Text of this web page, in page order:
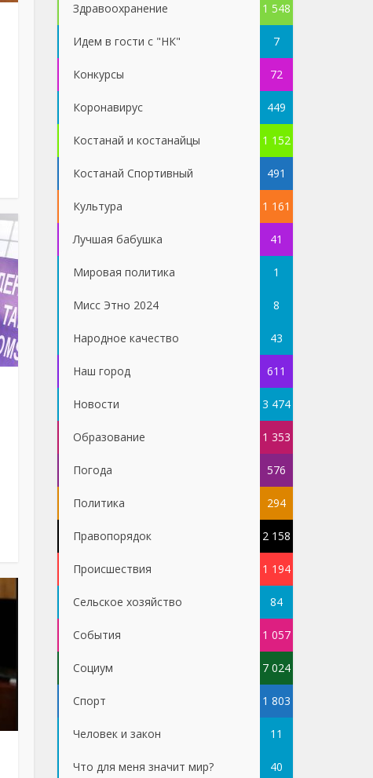
Здравоохранение 1 548
Идем в гости с "НК" 7
Конкурсы 72
Коронавирус 449
Костанай и костанайцы 1 152
Костанай Спортивный 491
Культура 1 161
Лучшая бабушка 41
Мировая политика 1
Мисс Этно 2024 8
Народное качество 43
Наш город 611
Новости 3 474
Образование 1 353
Погода 576
Политика 294
Правопорядок 2 158
Проиcшествия 1 194
Сельское хозяйство 84
События 1 057
Социум 7 024
Спорт 1 803
Человек и закон 11
Что для меня значит мир? 40